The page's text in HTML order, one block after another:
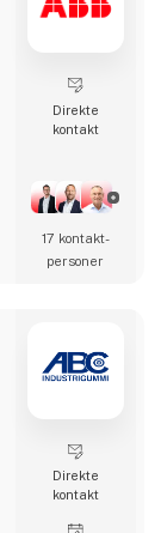
Direkte
kontakt
17 kontakt­
personer
Direkte
kontakt